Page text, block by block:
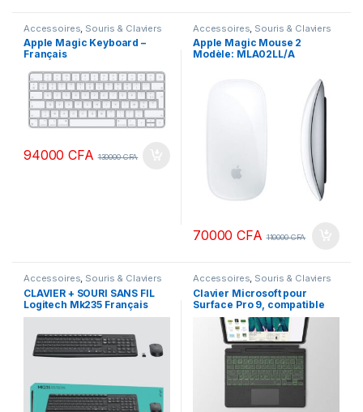
Accessoires Souris & Claviers
Apple Magic Keyboard –
Français
94000CFA 130000CFA
Accessoires Souris & Claviers
Apple Magic Mouse 2
Modèle: MLA02LL/A
70000CFA 110000CFA
Accessoires, Souris & Claviers
CLAVIER + SOURI SANS FIL
Logitech Mk235 Français
d’origine (provenance
Accessoires, Souris & Claviers
Clavier Microsoft pour
Surface Pro 9, compatible
Pro 8 et Pro X (Pro 10),
AZERTY